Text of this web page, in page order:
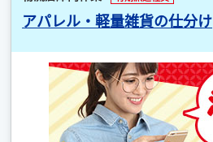
アパレル・軽量雑貨の仕分け